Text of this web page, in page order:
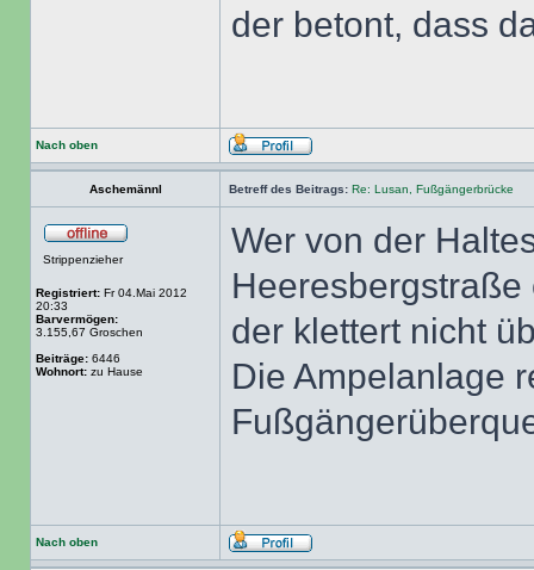
der betont, dass
Nach oben
Aschemännl Betreff des Beitrags: Re: Lusan, Fußgängerbrücke
Strippenzieher
Registriert: Fr 04.Mai 2012
20:33
Barvermögen:
3.155,67 Groschen
Beiträge: 6446
Wohnort: zu Hause
Wer von der
der klettert nicht
Die Ampelanlage
Nach oben